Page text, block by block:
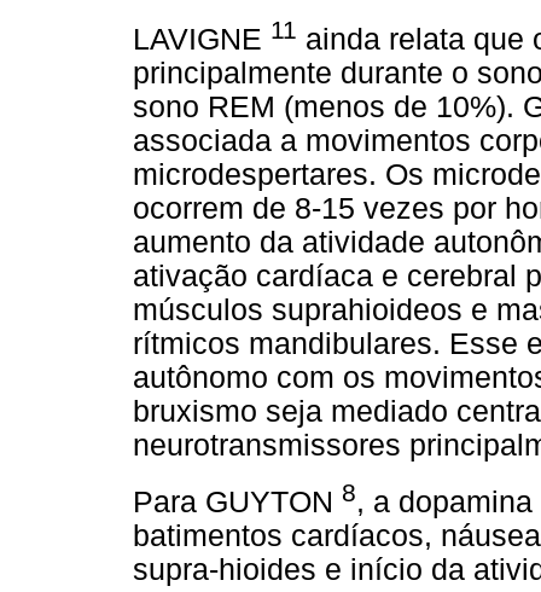
LAVIGNE 11 ainda relata que
principalmente durante o
sono REM (menos de 10%).
associada a movimentos
microdespertares. Os
ocorrem de 8-15 vezes por
aumento da atividade
ativação cardíaca e cerebral
músculos suprahioideos e
rítmicos mandibulares. Esse
autônomo com os
bruxismo seja mediado
neurotransmissores
Para GUYTON 8, a
batimentos cardíacos,
supra-hioides e início da